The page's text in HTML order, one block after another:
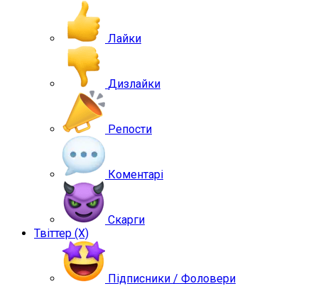
Лайки
Дизлайки
Репости
Коментарі
Скарги
Твіттер (X)
Підписники / Фоловери